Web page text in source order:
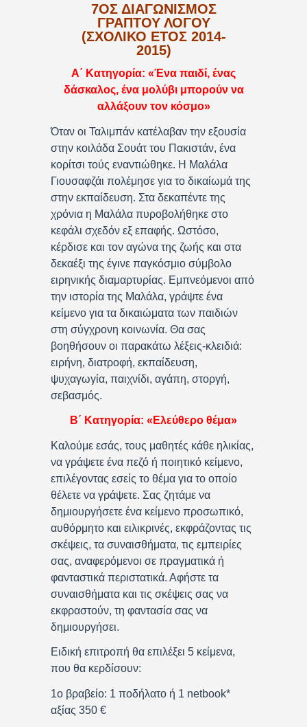
7ΟΣ ΔΙΑΓΩΝΙΣΜΟΣ
ΓΡΑΠΤΟΥ ΛΟΓΟΥ
(ΣΧΟΛΙΚΌ ΈΤΟΣ 2014-
2015)
Α΄ Κατηγορία: «Ένα παιδί, ένας
δάσκαλος, ένα μολύβι μπορούν να
αλλάξουν τον κόσμο»
Όταν οι Ταλιμπάν κατέλαβαν την εξουσία
στην κοιλάδα Σουάτ του Πακιστάν, ένα
κορίτσι τούς εναντιώθηκε. Η Μαλάλα
Γιουσαφζάι πολέμησε για το δικαίωμά της
στην εκπαίδευση. Στα δεκαπέντε της
χρόνια η Μαλάλα πυροβολήθηκε στο
κεφάλι σχεδόν εξ επαφής. Ωστόσο,
κέρδισε και τον αγώνα της ζωής και στα
δεκαέξι της έγινε παγκόσμιο σύμβολο
ειρηνικής διαμαρτυρίας. Εμπνεόμενοι από
την ιστορία της Μαλάλα, γράψτε ένα
κείμενο για τα δικαιώματα των παιδιών
στη σύγχρονη κοινωνία. Θα σας
βοηθήσουν οι παρακάτω λέξεις-κλειδιά:
ειρήνη, διατροφή, εκπαίδευση,
ψυχαγωγία, παιχνίδι, αγάπη, στοργή,
σεβασμός.
Β΄ Κατηγορία: «Ελεύθερο θέμα»
Καλούμε εσάς, τους μαθητές κάθε ηλικίας,
να γράψετε ένα πεζό ή ποιητικό κείμενο,
επιλέγοντας εσείς το θέμα για το οποίο
θέλετε να γράψετε. Σας ζητάμε να
δημιουργήσετε ένα κείμενο προσωπικό,
αυθόρμητο και ειλικρινές, εκφράζοντας τις
σκέψεις, τα συναισθήματα, τις εμπειρίες
σας, αναφερόμενοι σε πραγματικά ή
φανταστικά περιστατικά. Αφήστε τα
συναισθήματα και τις σκέψεις σας να
εκφραστούν, τη φαντασία σας να
δημιουργήσει.
Ειδική επιτροπή θα επιλέξει 5 κείμενα,
που θα κερδίσουν:
1ο βραβείο: 1 ποδήλατο ή 1 netbook*
αξίας 350 €